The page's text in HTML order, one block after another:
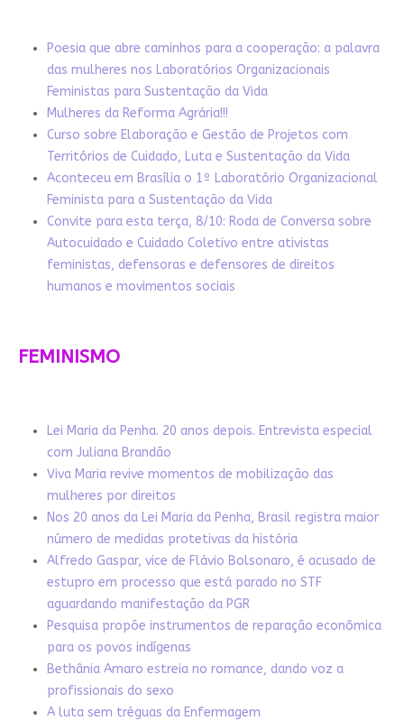
Poesia que abre caminhos para a cooperação: a palavra
das mulheres nos Laboratórios Organizacionais
Feministas para Sustentação da Vida
Mulheres da Reforma Agrária!!!
Curso sobre Elaboração e Gestão de Projetos com
Territórios de Cuidado, Luta e Sustentação da Vida
Aconteceu em Brasília o 1º Laboratório Organizacional
Feminista para a Sustentação da Vida
Convite para esta terça, 8/10: Roda de Conversa sobre
Autocuidado e Cuidado Coletivo entre ativistas
feministas, defensoras e defensores de direitos
humanos e movimentos sociais
FEMINISMO
Lei Maria da Penha. 20 anos depois. Entrevista especial
com Juliana Brandão
Viva Maria revive momentos de mobilização das
mulheres por direitos
Nos 20 anos da Lei Maria da Penha, Brasil registra maior
número de medidas protetivas da história
Alfredo Gaspar, vice de Flávio Bolsonaro, é acusado de
estupro em processo que está parado no STF
aguardando manifestação da PGR
Pesquisa propõe instrumentos de reparação econômica
para os povos indígenas
Bethânia Amaro estreia no romance, dando voz a
profissionais do sexo
A luta sem tréguas da Enfermagem